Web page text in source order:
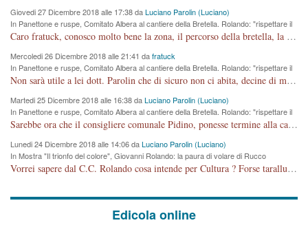
Giovedi 27 Dicembre 2018 alle 17:38 daLuciano Parolin (Luciano)
In Panettone e ruspe, Comitato Albera al cantiere della Bretella. Rolando: "rispettare il
cronoprogramma"
Caro fratuck, conosco molto bene la zona, il percorso della bretella, la situazione dei cittadini, abito in Viale Trento. A partire dal 2003 ho partecipato al Comitato di Maddalene pro bretella, e a riunioni propositive per apportare modifiche al progetto. Numerose mie foto del territorio sono arrivate a Roma, altri miei interventi (non graditi dalla Sx) sono stati pubblicati dal GdV, assieme ad altri come Ciro Asproso, ora favorevole alla bretella. Ho partecipato alla raccolta firme per la chiusura della strada x 5 giorni eseguita dal Sindaco Hullwech per sforamento 180 Micro/g. Pertanto come impegno per la tematica sono apposto con la coscienza. Ora il Progetto è partito, fine! Voglio dire che la nuova Giunta "comunale" non c'entra più. L'opera sarà "malauguratamente" eseguita, ma non con il mio placet. Il Consigliere Comunale dovrebbe capire che la campagna elettorale è finita, con buona pace di tutti. Quello che invece dovrebbe interessare è la proprietà della strada, dall'uscita autostradale Ovest, sino alla Rotatoria dell'Albara, vi sono tre possessori: Autostrade SpA; La Provincia, il Comune. Come la mettiamo per il futuro ? I costi, da 50 sono saliti a 100 milioni di € come dire 20 milioni a KM (!) da non credere. Comunque si farà. Ma nessuno canti Vittoria, anzi meglio non farne un ulteriore fatto "partitico" per questioni elettorali o di seggio. Se mi manda la sua mail, sono disponibile ad inviare i documenti e le foto sopra descritte. Con ossequi, Luciano Parolin
Mercoledi 26 Dicembre 2018 alle 21:41 dafratuck
In Panettone e ruspe, Comitato Albera al cantiere della Bretella. Rolando: "rispettare il
cronoprogramma"
Non sarà utile a lei dott. Parolin che di sicuro non ci abita, decine di migliaia di TIR, automobili e padroncini che passano quotidianamente per una strada appena rotabile, non è più possibile stendere i panni, attraversare la strada senza rischiare la morte, le case stanno crepando, i tempi sono cambiati e la bretella non passerà assolutamente per maddalene (ma cosa sta a dire?!), dia invece responsabilità a chi ha costruito tagliando la strada che doveva invece terminare a isola vicentina e non al moracchino lasciando Motta di Costabissara ancora in panne di traffico. I tempi sono cambiati dottore e se l'anagrafe della vita stagna nell'essere umano impressioni conservatrici, la società non le considera perchè va avanti, si industrializza e ha bisogno di infrastrutture e di sviluppo. Ultima considerazione, se è geloso di Rolando perchè vede in lui solo campagne politiche mentre si difendono i SOLI diritti dei cittadini, la preghiamo faccia considerazioni più appropriate. Saluti e complimenti per i suoi scritti.
Martedi 25 Dicembre 2018 alle 16:38 daLuciano Parolin (Luciano)
In Panettone e ruspe, Comitato Albera al cantiere della Bretella. Rolando: "rispettare il
cronoprogramma"
Sarebbe ora che il consigliere comunale Pidino, ponesse termine alla campagna elettorale nel territorio del suo seggio Villaggio del Sole. La tiraca è iniziata, distruggerà 6 km di prateria ovest della città, ricca di fonti e sorgenti d'acqua. I cittadini di Maddalene non avranno più Pace la notte. Molta colpa per la costruzione di questa Strada è proprio del signor Rolando,dei suoi gazebo mobili e che vuol far passare questa opera VANDALICA come progetto "utile" a chi ? Non è cosa seria sig. Rolando!
Lunedi 24 Dicembre 2018 alle 14:06 daLuciano Parolin (Luciano)
In Mostra "Il trionfo del colore", Giovanni Rolando: la paura di volare di Rucco
Vorrei sapere dal C.C. Rolando cosa intende per Cultura ? Forse tarallucci, vino e sagre, o spaghetti tricolori del PD ? Il continuo (s)parlare della mostra a Palazzo Chiericati caro consigliere DANNEGGIA FORTEMENTE l'immagine della città TUTTA e fa deviare i consensi che in RUSSIA (badi bene ex U.R.S.S.) sono ECCELLENTI. A livello artistico l'evento è di alta Valenza culturale, COMPITO di Tutta la Cittadinanza fare il possibile per propagandare l'iniziativa senza farne UN CASO PARTITICO come fa Lei da sempre. Meno Gazebo + Partecipazione! E così sia. Amen.
Edicola online